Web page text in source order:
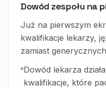
Dowód zespołu na
Już na pierwszym
kwalifikacje lekarzy,
zamiast
Dowód lekarza
kwalifikacje, które